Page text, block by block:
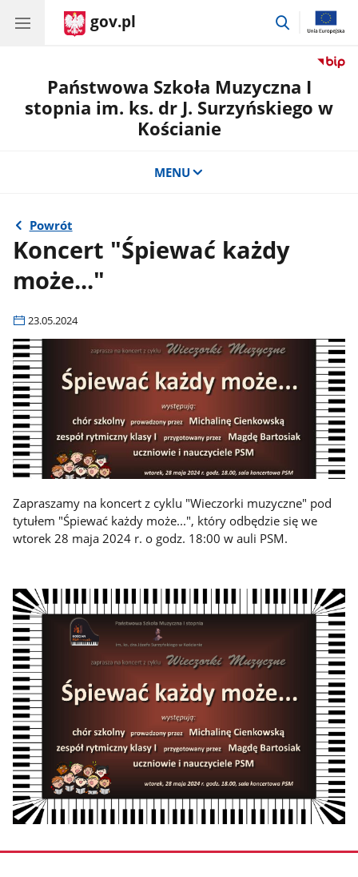
gov.pl
przejdź
Państwowa Szkoła Muzyczna I
stopnia im. ks. dr J. Surzyńskiego w
Kościanie
MENU
Powrót
Koncert "Śpiewać każdy
może..."
23.05.2024
Zapraszamy na koncert z cyklu "Wieczorki muzyczne" pod
tytułem "Śpiewać każdy może...", który odbędzie się we
wtorek 28 maja 2024 r. o godz. 18:00 w auli PSM.